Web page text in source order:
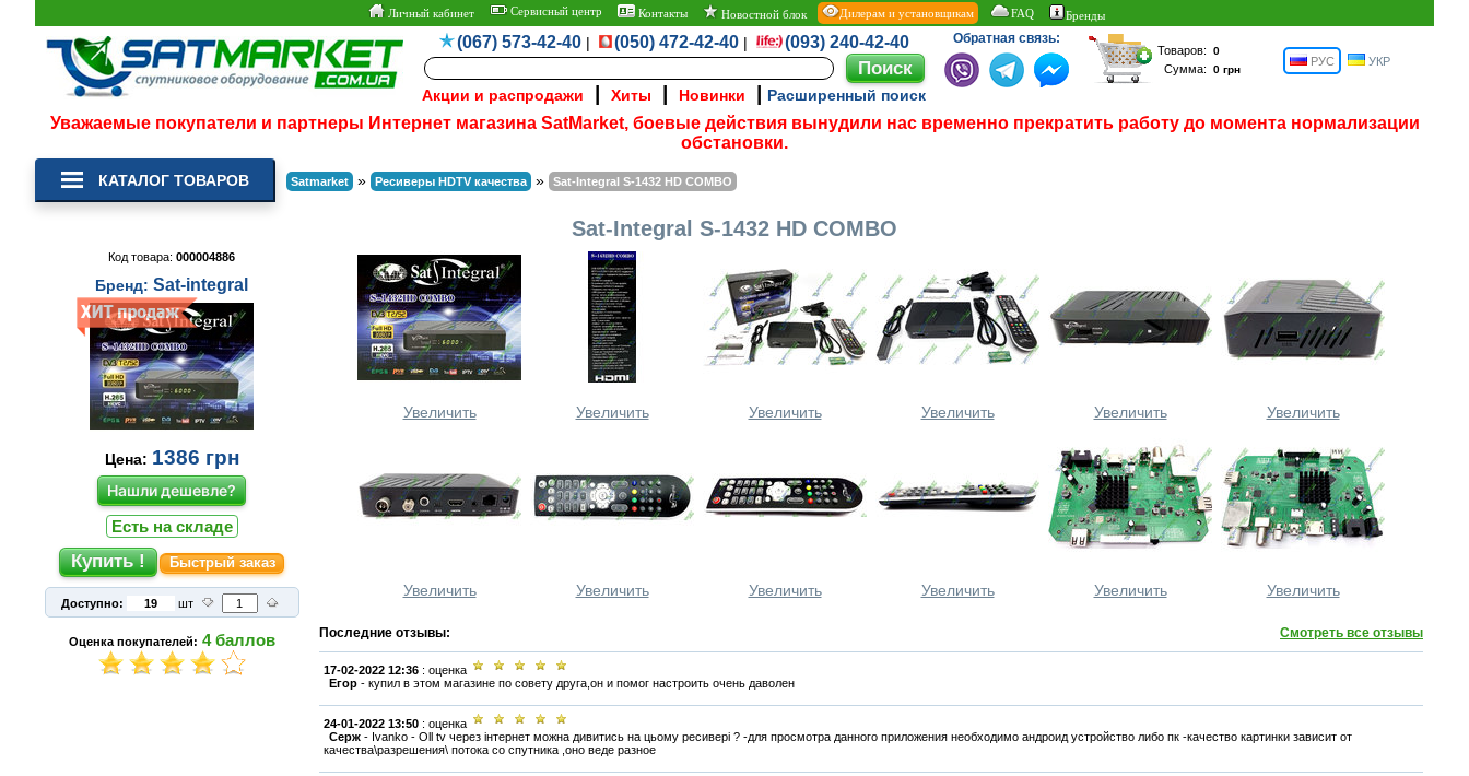
Личный кабинет Сервисный центр Контакты Новостной блок Дилерам и установщикам FAQ Бренды
(067) 573-42-40| (050) 472-42-40| (093) 240-42-40
Акции и распродажи Хиты Новинки Расширенный поиск
Обратная связь:
Товаров:
Сумма:
РУС УКР
Уважаемые покупатели и партнеры Интернет магазина SatMarket, боевые действия вынудили нас временно прекратить работу до момента нормализации
обстановки.
КАТАЛОГ ТОВАРОВ Satmarket » Ресиверы HDTV качества » Sat-Integral S-1432 HD COMBO
Sat-Integral S-1432 HD COMBO
Код товара: 000004886
Бренд: Sat-integral
Цена: 1386 грн
Нашли дешевле?
Есть на складе
Быстрый заказ
Доступно: шт
Оценка покупателей: 4баллов
Увеличить Увеличить Увеличить Увеличить Увеличить Увеличить
Увеличить Увеличить Увеличить Увеличить Увеличить Увеличить
Последние отзывы: Смотреть все отзывы
17-02-2022 12:36 : оценка
Егор - купил в этом магазине по совету друга,он и помог настроить очень даволен
24-01-2022 13:50 : оценка
Серж - Ivanko - Oll tv через інтернет можна дивитись на цьому ресивері ? -для просмотра данного приложения необходимо андроид устройство либо пк -качество картинки зависит от
качества\разрешения\ потока со спутника ,оно веде разное